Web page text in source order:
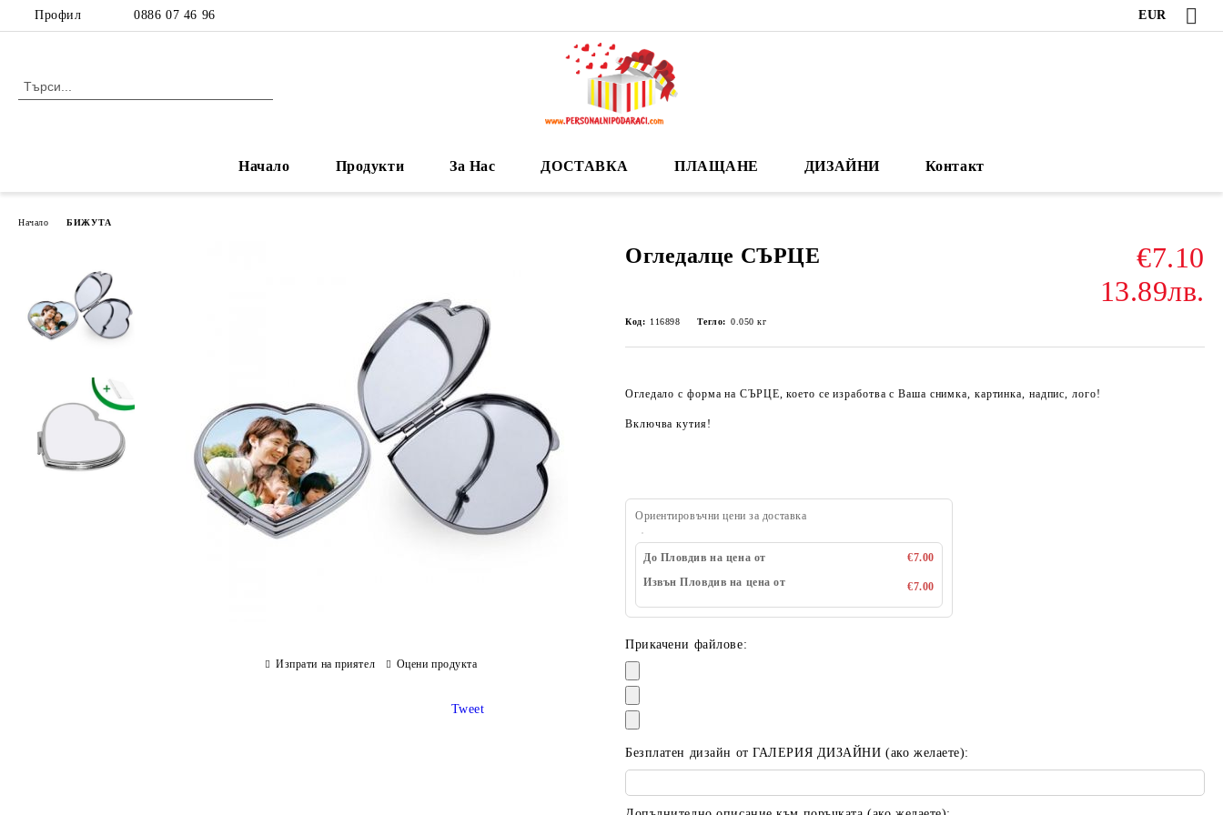
Профил 0886 07 46 96 EUR
Начало Продукти За Нас ДОСТАВКА ПЛАЩАНЕ ДИЗАЙНИ Контакт
Начало БИЖУТА
Огледалце СЪРЦЕ
€7.10
13.89лв.
Код: 116898 Тегло: 0.050 кг
Огледало с форма на СЪРЦЕ, което се изработва с Ваша снимка, картинка, надпис, лого!
Включва кутия!
Ориентировъчни цени за доставка
До Пловдив на цена от
€7.00
Извън Пловдив на цена от
€7.00
Прикачени файлове:
Безплатен дизайн от ГАЛЕРИЯ ДИЗАЙНИ (ако желаете):
Изпрати на приятел Оцени продукта
Tweet